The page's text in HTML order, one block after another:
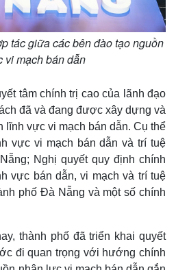
tác giữa các bên đào tạo nguồn
vi mạch bán dẫn
tâm chính trị cao của lãnh đạo
đã và đang được xây dựng và
lĩnh vực vi mạch bán dẫn. Cụ thể
vực vi mạch bán dẫn và trí tuệ
Nghị quyết quy định chính
vực bán dẫn, vi mạch và trí tuệ
phố Đà Nẵng và một số chính
thành phố đã triển khai quyết
đi quan trọng với hướng chính